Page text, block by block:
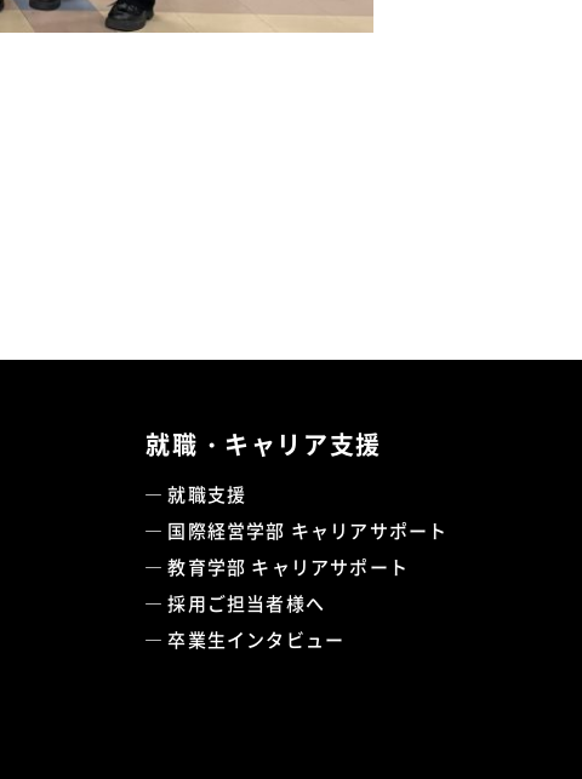
就職・キャリア支援
就職支援
国際経営学部 キャリアサポート
教育学部 キャリアサポート
採用ご担当者様へ
卒業生インタビュー